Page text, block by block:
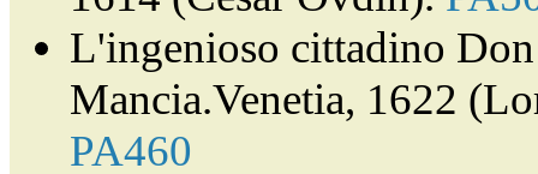
L'ingenioso cittadino
Mancia.Venetia, 1622
PA460